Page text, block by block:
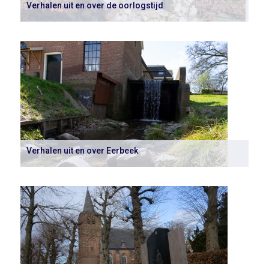
Verhalen uit en over de oorlogstijd
Verhalen uit en over Eerbeek